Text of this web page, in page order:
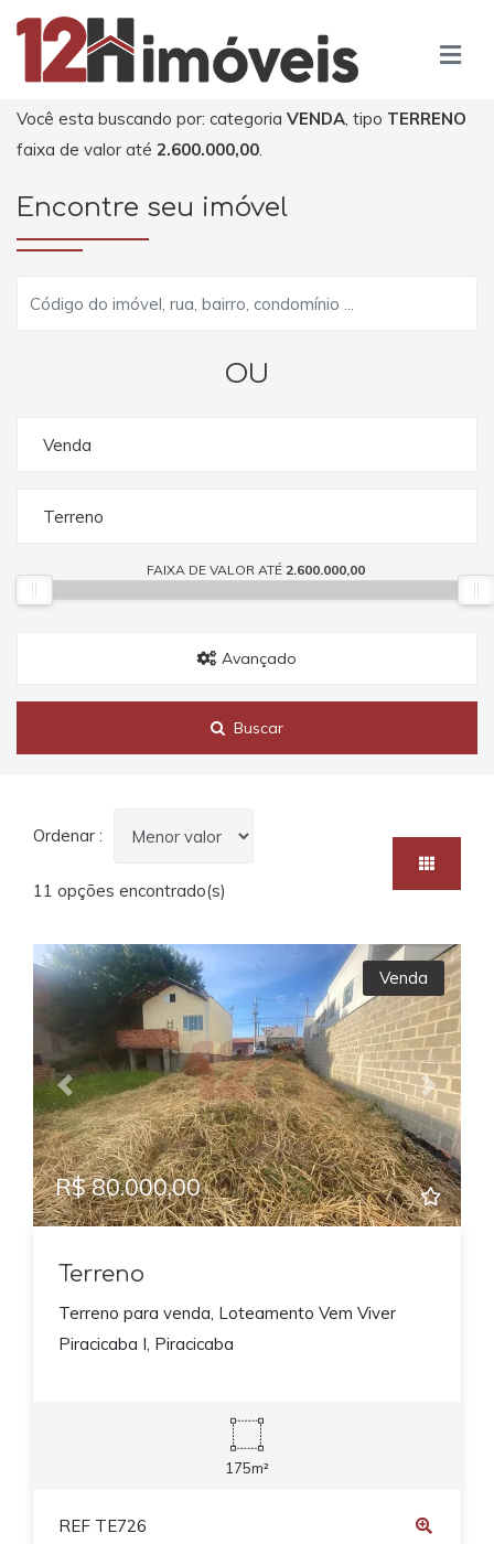
Você esta buscando por: categoria VENDA , tipo TERRENO
faixa de valor até 2.600.000,00
Encontre seu imóvel
OU
Venda
Terreno
FAIXA DE VALOR ATÉ 2.600.000,00
Avançado
Buscar
Ordenar :
11 opções encontrado(s)
Previous Next
Venda
R$ 80.000,00
Terreno
Terreno para venda, Loteamento Vem Viver
Piracicaba I, Piracicaba
175m²
REF TE726